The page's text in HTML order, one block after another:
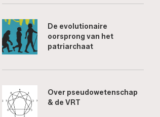
De evolutionaire
oorsprong van het
patriarchaat
Over pseudowetenschap
& de VRT